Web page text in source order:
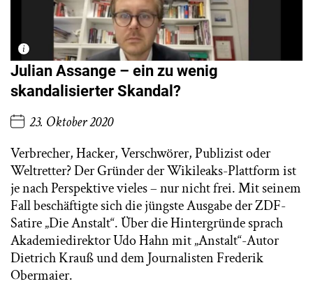
Julian Assange – ein zu wenig
skandalisierter Skandal?
23. Oktober 2020
Verbrecher, Hacker, Verschwörer, Publizist oder
Weltretter? Der Gründer der Wikileaks-Plattform ist
je nach Perspektive vieles – nur nicht frei. Mit seinem
Fall beschäftigte sich die jüngste Ausgabe der ZDF-
Satire „Die Anstalt“. Über die Hintergründe sprach
Akademiedirektor Udo Hahn mit „Anstalt“-Autor
Dietrich Krauß und dem Journalisten Frederik
Obermaier.